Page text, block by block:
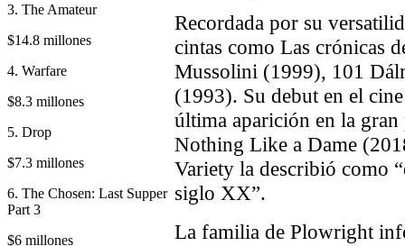
3. The Amateur
$14.8 millones
4. Warfare
$8.3 millones
5. Drop
$7.3 millones
6. The Chosen: Last Supper
Part 3
$6 millones
Recordada por su
cintas como Las crónicas
Mussolini (1999), 101
(1993). Su debut en el
última aparición en la
Nothing Like a Dame
Variety la describió como
siglo XX”.
La familia de Plowright